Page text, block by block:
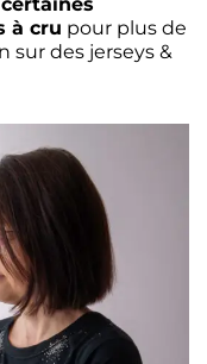
certaines
à cru pour plus de
sur des jerseys &